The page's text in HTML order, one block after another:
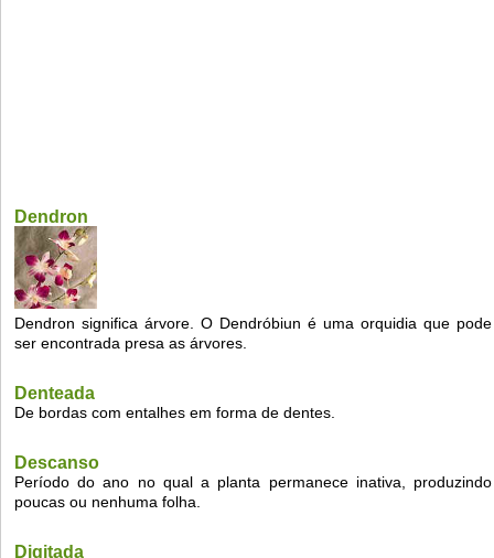
Dendron
Dendron significa árvore. O Dendróbiun é uma orquidia que pode
ser encontrada presa as árvores.
Denteada
De bordas com entalhes em forma de dentes.
Descanso
Período do ano no qual a planta permanece inativa, produzindo
poucas ou nenhuma folha.
Digitada